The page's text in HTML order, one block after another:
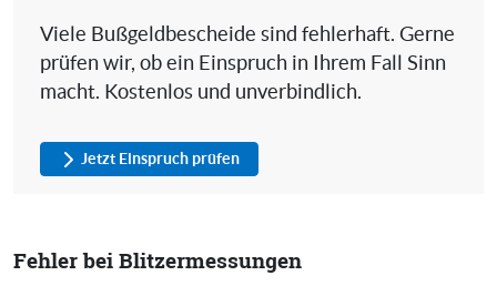
Viele Bußgeldbescheide sind fehlerhaft. Gerne
prüfen wir, ob ein Einspruch in Ihrem Fall Sinn
macht. Kostenlos und unverbindlich.
Jetzt Einspruch prüfen
Fehler bei Blitzermessungen